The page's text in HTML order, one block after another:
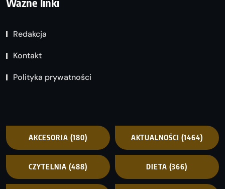
Redakcja
Kontakt
Polityka prywatności
AKCESORIA (180) AKTUALNOŚCI (1464)
CZYTELNIA (488) DIETA (366)